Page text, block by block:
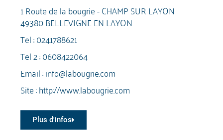
1 Route de la bougrie - CHAMP SUR LAYON
49380 BELLEVIGNE EN LAYON
Tel :0241788621
Tel 2 :0608422064
Email :info@labougrie.com
Site :http://www.labougrie.com
Plus d'infos